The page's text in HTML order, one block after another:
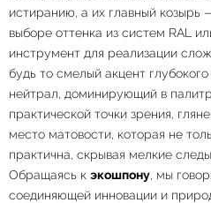
истиранию, а их главный козырь
выборе оттенка из систем RAL
инструмент для реализации
будь то смелый акцент
нейтрал, доминирующий в
практической точки зрения,
место матовости, которая не
практична, скрывая мелкие
Обращаясь к экошпону, мы
соединяющей инновации и